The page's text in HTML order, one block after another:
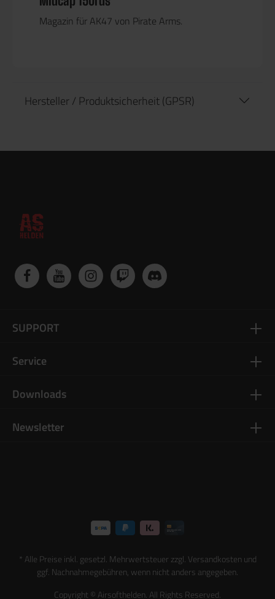
Magazin für AK47 von Pirate Arms.
Hersteller / Produktsicherheit (GPSR)
Newsletter
SUPPORT
Service
Downloads
Copyright © Airsofthelden. All Rights Reserved.
* Alle Preise inkl. gesetzl. Mehrwertsteuer zzgl. Versandkostenund
ggf. Nachnahmegebühren, wenn nicht anders angegeben.